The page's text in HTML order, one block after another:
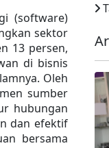
(software)
sektor
13 persen,
di bisnis
Oleh
sumber
hubungan
dan efektif
bersama